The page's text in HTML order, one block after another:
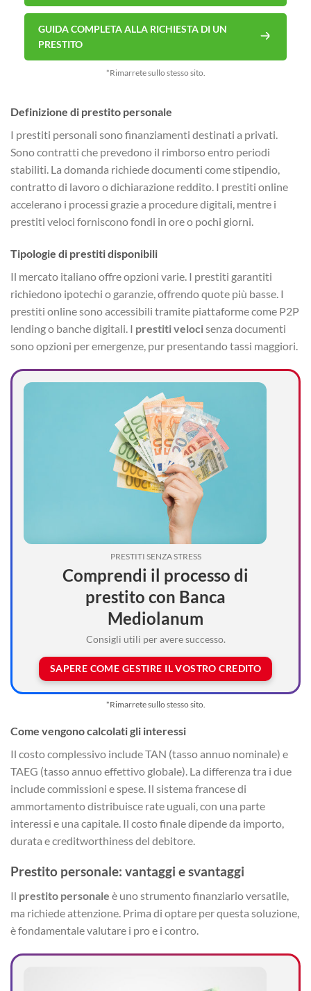
GUIDA COMPLETA ALLA RICHIESTA DI UN
PRESTITO
*Rimarrete sullo stesso sito.
Definizione di prestito personale
I prestiti personali sono finanziamenti destinati a privati.
Sono contratti che prevedono il rimborso entro periodi
stabiliti. La domanda richiede documenti come stipendio,
contratto di lavoro o dichiarazione reddito. I prestiti online
accelerano i processi grazie a procedure digitali, mentre i
prestiti veloci forniscono fondi in ore o pochi giorni.
Tipologie di prestiti disponibili
Il mercato italiano offre opzioni varie. I prestiti garantiti
richiedono ipotechi o garanzie, offrendo quote più basse. I
prestiti online sono accessibili tramite piattaforme come P2P
lending o banche digitali. I prestiti velocisenza documenti
sono opzioni per emergenze, pur presentando tassi maggiori.
PRESTITI SENZA STRESS
Comprendi il processo di
prestito con Banca
Mediolanum
Consigli utili per avere successo.
SAPERE COME GESTIRE IL VOSTRO CREDITO
*Rimarrete sullo stesso sito.
Come vengono calcolati gli interessi
Il costo complessivo include TAN (tasso annuo nominale) e
TAEG (tasso annuo effettivo globale). La differenza tra i due
include commissioni e spese. Il sistema francese di
ammortamento distribuisce rate uguali, con una parte
interessi e una capitale. Il costo finale dipende da importo,
durata e creditworthiness del debitore.
Prestito personale: vantaggi e svantaggi
Il prestito personale è uno strumento finanziario versatile,
ma richiede attenzione. Prima di optare per questa soluzione,
è fondamentale valutare i pro e i contro.